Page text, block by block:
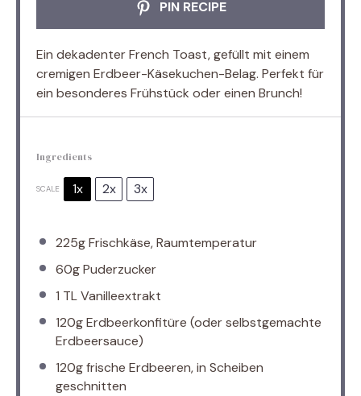
PIN RECIPE
Ein dekadenter French Toast, gefüllt mit einem
cremigen Erdbeer-Käsekuchen-Belag. Perfekt für
ein besonderes Frühstück oder einen Brunch!
Ingredients
SCALE 1x 2x 3x
225gFrischkäse, Raumtemperatur
60gPuderzucker
1 TL Vanilleextrakt
120gErdbeerkonfitüre (oder selbstgemachte
Erdbeersauce)
120gfrische Erdbeeren, in Scheiben
geschnitten